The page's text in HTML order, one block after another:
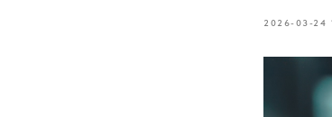
2026-03-24